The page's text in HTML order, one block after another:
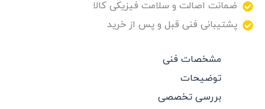
ضمانت اصالت و سلامت فیزیکی کالا
پشتیبانی فنی قبل و پس از خرید
مشخصات فنی
توضیحات
بررسی تخصصی